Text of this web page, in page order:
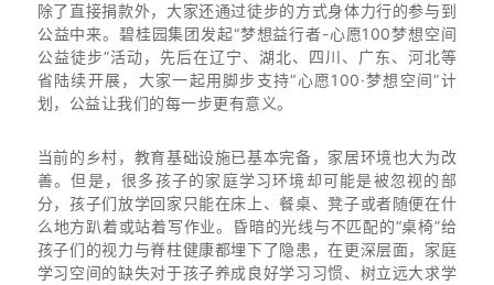
除了直接捐款外，大家还通过徒步的方式身体力行的参与到
公益中来。碧桂园集团发起“梦想益行者-心愿100梦想空间
公益徒步”活动，先后在辽宁、湖北、四川、广东、河北等
省陆续开展，大家一起用脚步支持“心愿100·梦想空间”计
划，公益让我们的每一步更有意义。
当前的乡村，教育基础设施已基本完备，家居环境也大为改
善。但是，很多孩子的家庭学习环境却可能是被忽视的部
分，孩子们放学回家只能在床上、餐桌、凳子或者随便在什
么地方趴着或站着写作业。昏暗的光线与不匹配的“桌椅”给
孩子们的视力与脊柱健康都埋下了隐患，在更深层面，家庭
学习空间的缺失对于孩子养成良好学习习惯、树立远大求学